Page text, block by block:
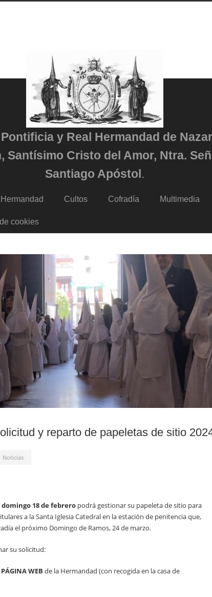
y Real Hermandad de
Santísimo Cristo del Amor, Ntra.
Santiago Apóstol.
Cultos Cofradía Multimedia
cookies
y reparto de papeletas de sitio
Noticias
18 de febrero podrá gestionar su papeleta de sitio para
a la Santa Iglesia Catedral en la estación de penitencia que,
el próximo Domingo de Ramos, 24 de marzo.
su solicitud:
PÁGINA WEB de la Hermandad (con recogida en la casa de